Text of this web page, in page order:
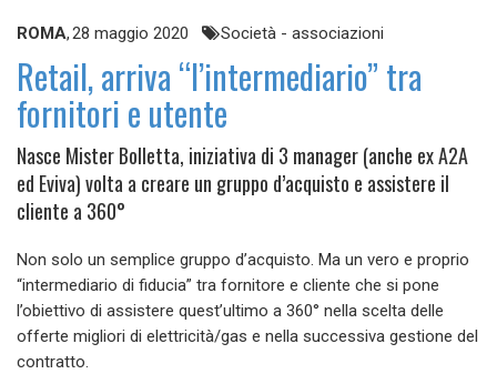
ROMA,28 maggio 2020 Società - associazioni
Retail, arriva “l’intermediario” tra
fornitori e utente
Nasce Mister Bolletta, iniziativa di 3 manager (anche ex A2A
ed Eviva) volta a creare un gruppo d’acquisto e assistere il
cliente a 360°
Non solo un semplice gruppo d’acquisto. Ma un vero e proprio
“intermediario di fiducia” tra fornitore e cliente che si pone
l’obiettivo di assistere quest’ultimo a 360° nella scelta delle
offerte migliori di elettricità/gas e nella successiva gestione del
contratto.